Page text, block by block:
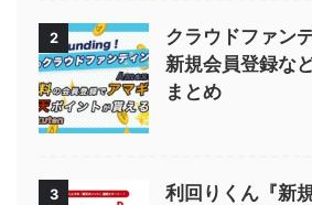
2
クラウドファン
新規会員登録な
まとめ
3
利回りくん『新